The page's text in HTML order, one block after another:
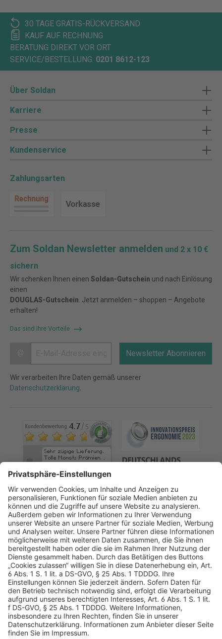
30 TAGE GRATIS-RÜCKVERSAND
KAUF AUF RECHNUNG
BERATUNG DIREKT VOR ORT
SERVICE/BESTELLUNG: 0201 8612-123
Über Soldan
Karriere
Presse
Kundenservice
Zahlungsarten
Zum Soldan Newsletter anmelden und 2 x 10 €
sichern
Wir schenken Ihnen einen Soldan-Gutschein und nach Einlösung
einen
DOUGLAS-Gutschein . Jetzt anmelden – shoppen – Angebote
erhalten!
Das sind Ihre Vorteile
Newsletter Abonnieren
Wir verarbeiten Ihre Daten gemäß unserer
Datenschutzerklärung
AGB Datenschutz
Impressum
Sicherheitshinweis
Compliance